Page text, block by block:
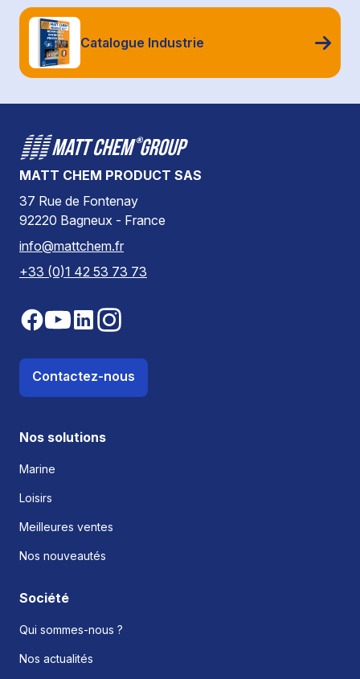
Catalogue Industrie
MATT CHEM PRODUCT SAS
37 Rue de Fontenay
92220 Bagneux - France
info@mattchem.fr
+33 (0)1 42 53 73 73
Contactez-nous
Nos solutions
Marine
Loisirs
Meilleures ventes
Nos nouveautés
Société
Qui sommes-nous ?
Nos actualités